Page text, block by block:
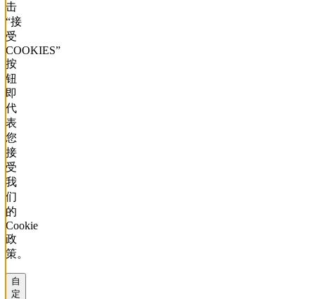
击
“接
受
COOKIES”
按
钮
即
代
表
您
接
受
我
们
的
Cookie
政
策。
自
定